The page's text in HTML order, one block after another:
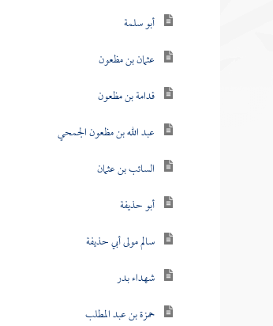
أبو سلمة
عثمان بن مظعون
قدامة بن مظعون
عبد الله بن مظعون الجمحي
السائب بن عثمان
أبو حذيفة
سالم مولى أبي حذيفة
شهداء بدر
حمزة بن عبد المطلب